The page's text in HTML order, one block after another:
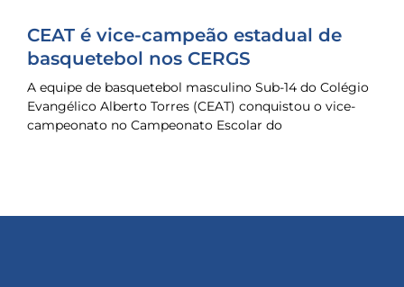
CEAT é vice-campeão estadual de
basquetebol nos CERGS
A equipe de basquetebol masculino Sub-14 do Colégio
Evangélico Alberto Torres (CEAT) conquistou o vice-
campeonato no Campeonato Escolar do